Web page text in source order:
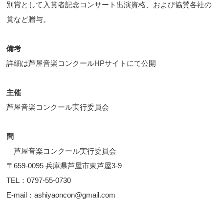
別賞として入賞者記念コンサート出演資格、および協賛各社の
賞など贈与。
備考
詳細は芦屋音楽コンクールHPサイトにて公開
主催
芦屋音楽コンクール実行委員会
問
芦屋音楽コンクール実行委員会
〒659-0095 兵庫県芦屋市東芦屋3-9
TEL：0797-55-0730
E-mail：ashiyaoncon@gmail.com